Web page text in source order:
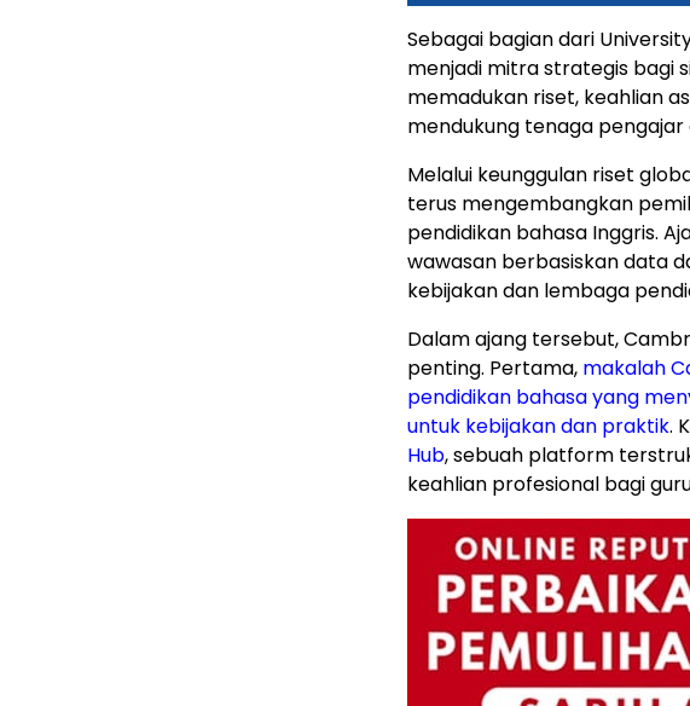
Sebagai bagian dari
menjadi mitra strategis bagi
memadukan riset, keahlian
mendukung tenaga
Melalui keunggulan riset
terus mengembangkan
pendidikan bahasa Inggris.
wawasan berbasiskan data
kebijakan dan lembaga
Dalam ajang tersebut,
penting. Pertama, makalah
pendidikan bahasa yang
untuk kebijakan dan praktik.
Hub, sebuah platform
keahlian profesional bagi